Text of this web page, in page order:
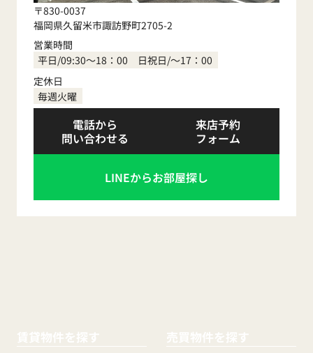
水漏れ・不具合等の緊急時連絡先
0120-410-554
〒830-0037
福岡県久留米市諏訪野町2705-2
営業時間
平日/09:30～18：00 日祝日/～17：00
定休日
毎週火曜
電話から
問い合わせる
来店予約
フォーム
LINEからお部屋探し
賃貸物件を探す 売買物件を探す